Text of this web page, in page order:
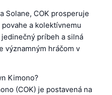
Solane, COK prosperuje
a kolektívnemu
príbeh a silná
významným hráčom v
Kimono?
(COK) je postavená na